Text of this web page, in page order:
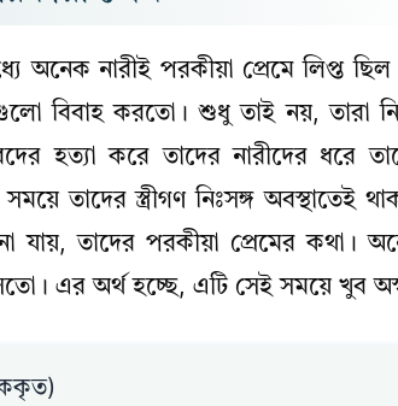
অনেক নারীই পরকীয়া প্রেমে লিপ্ত
বিবাহ করতো। শুধু তাই নয়, তারা
হত্যা করে তাদের নারীদের ধরে
তাদের স্ত্রীগণ নিঃসঙ্গ অবস্থাতেই
তাদের পরকীয়া প্রেমের কথা। অনেক
এর অর্থ হচ্ছে, এটি সেই সময়ে খুব